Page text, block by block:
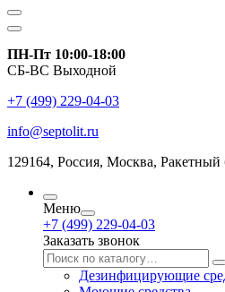
ПН-Пт 10:00-18:00
СБ-ВС Выходной
+7 (499) 229-04-03
info@septolit.ru
129164, Россия, Москва, Ракетный
Меню
+7 (499) 229-04-03
Заказать звонок
Дезинфицирующие